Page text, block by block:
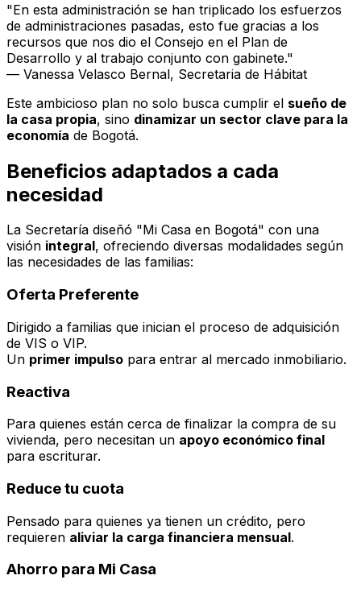
"En esta administración se han triplicado los esfuerzos
de administraciones pasadas, esto fue gracias a los
recursos que nos dio el Consejo en el Plan de
Desarrollo y al trabajo conjunto con gabinete."
— Vanessa Velasco Bernal, Secretaria de Hábitat
Este ambicioso plan no solo busca cumplir el sueño de
la casa propia, sino dinamizar un sector clave para la
economía de Bogotá.
Beneficios adaptados a cada
necesidad
La Secretaría diseñó "Mi Casa en Bogotá" con una
visión integral, ofreciendo diversas modalidades según
las necesidades de las familias:
Oferta Preferente
Dirigido a familias que inician el proceso de adquisición
de VIS o VIP.
Un primer impulso para entrar al mercado inmobiliario.
Reactiva
Para quienes están cerca de finalizar la compra de su
vivienda, pero necesitan un apoyo económico final
para escriturar.
Reduce tu cuota
Pensado para quienes ya tienen un crédito, pero
requieren aliviar la carga financiera mensual.
Ahorro para Mi Casa